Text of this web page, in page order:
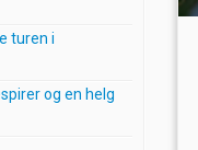
turen i
og en helg